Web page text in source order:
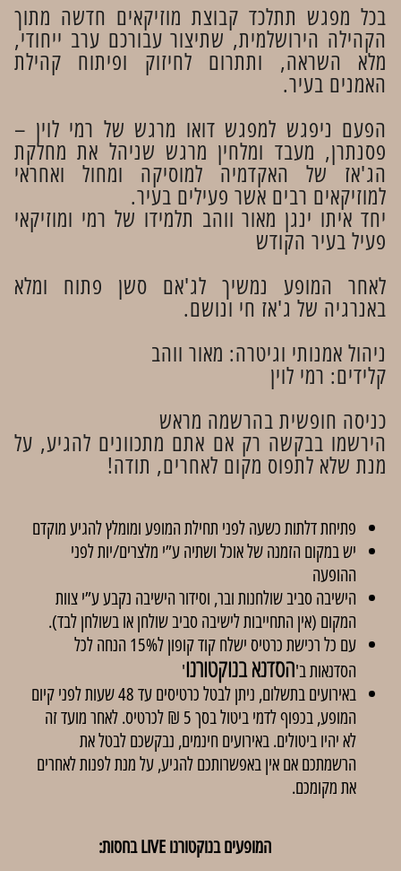
בכל מפגש תתלכד קבוצת מוזיקאים חדשה מתוך
הקהילה הירושלמית, שתיצור עבורכם ערב ייחודי,
מלא השראה, ותתרום לחיזוק ופיתוח קהילת
האמנים בעיר.
הפעם ניפגש למפגש דואו מרגש של רמי לוין –
פסנתרן, מעבד ומלחין מרגש שניהל את מחלקת
הג'אז של האקדמיה למוסיקה ומחול ואחראי
למוזיקאים רבים אשר פעילים בעיר.
יחד איתו ינגן מאור ווהב תלמידו של רמי ומוזיקאי
פעיל בעיר הקודש
לאחר המופע נמשיך לג'אם סשן פתוח ומלא
באנרגיה של ג'אז חי ונושם.
ניהול אמנותי וגיטרה: מאור ווהב
קלידים: רמי לוין
כניסה חופשית בהרשמה מראש
הירשמו בבקשה רק אם אתם מתכוונים להגיע, על
מנת שלא לתפוס מקום לאחרים, תודה!
פתיחת דלתות כשעה לפני תחילת המופע ומומלץ להגיע מוקדם
יש במקום הזמנה של אוכל ושתיה ע”י מלצרים/יות לפני
ההופעה
הישיבה סביב שולחנות ובר, וסידור הישיבה נקבע ע”י צוות
המקום (אין התחייבות לישיבה סביב שולחן או בשולחן לבד).
עם כל רכישת כרטיס ישלח קוד קופון ל15% הנחה לכל
הסדנאות ב'הסדנא בנוקטורנו'
באירועים בתשלום, ניתן לבטל כרטיסים עד 48 שעות לפני קיום
המופע, בכפוף לדמי ביטול בסך 5 ₪ לכרטיס. לאחר מועד זה
לא יהיו ביטולים. באירועים חינמים, נבקשכם לבטל את
הרשמתכם אם אין באפשרותכם להגיע, על מנת לפנות לאחרים
את מקומכם.
המופעים בנוקטורנו LIVE בחסות: